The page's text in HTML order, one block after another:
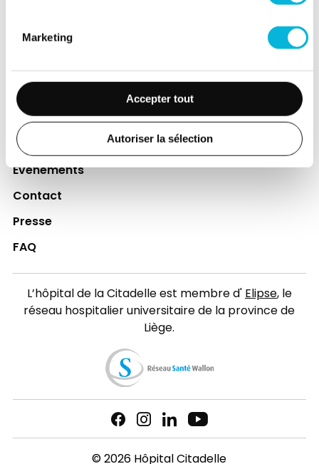
Marketing
Accepter tout
Autoriser la sélection
Espace Patient
Jobs
Accès collaborateurs et médecins Citadelle
(Extranet)
Actualités
Événements
Contact
Presse
FAQ
L’hôpital de la Citadelle est membre d'Elipse, le
réseau hospitalier universitaire de la province de
Liège.
© 2026 Hôpital Citadelle